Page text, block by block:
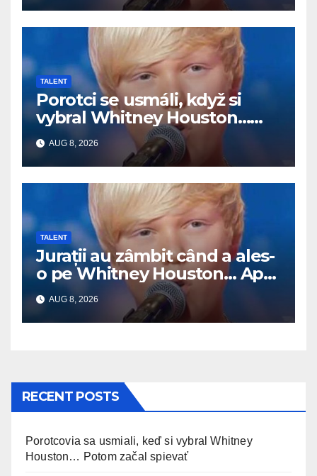
TALENT
Porotci se usmáli, když si
vybral Whitney Houston…
Pak začal zpívat
AUG 8, 2026
TALENT
Jurații au zâmbit când a ales-
o pe Whitney Houston… Apoi
a început să cânte
AUG 8, 2026
RECENT POSTS
Porotcovia sa usmiali, keď si vybral Whitney
Houston… Potom začal spievať